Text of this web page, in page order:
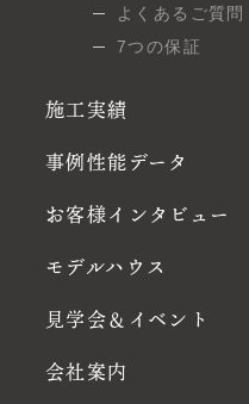
よくあるご質問
7つの保証
施工実績
事例性能データ
お客様インタビュー
モデルハウス
見学会＆イベント
会社案内